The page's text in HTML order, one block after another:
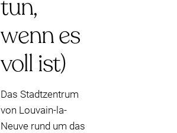
tun,
wenn es
voll ist)
Das Stadtzentrum
von Louvain-la-
Neuve rund um das